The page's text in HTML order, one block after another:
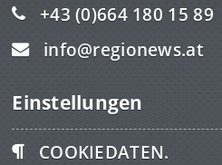
+43 (0)664 180 15 89
info@regionews.at
Einstellungen
COOKIEDATEN.